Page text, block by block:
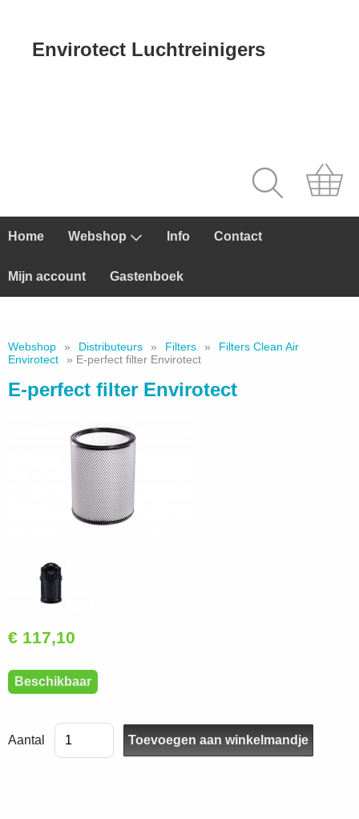
Envirotect Luchtreinigers
Home Webshop Info Contact
Mijn account Gastenboek
Webshop » Distributeurs » Filters »
Filters Clean Air
Envirotect
» E-perfect filter Envirotect
E-perfect filter Envirotect
€ 117,10
Beschikbaar
Aantal